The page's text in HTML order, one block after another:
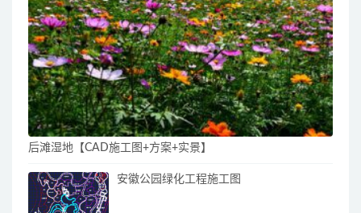
后滩湿地【CAD施工图+方案+实景】
安徽公园绿化工程施工图